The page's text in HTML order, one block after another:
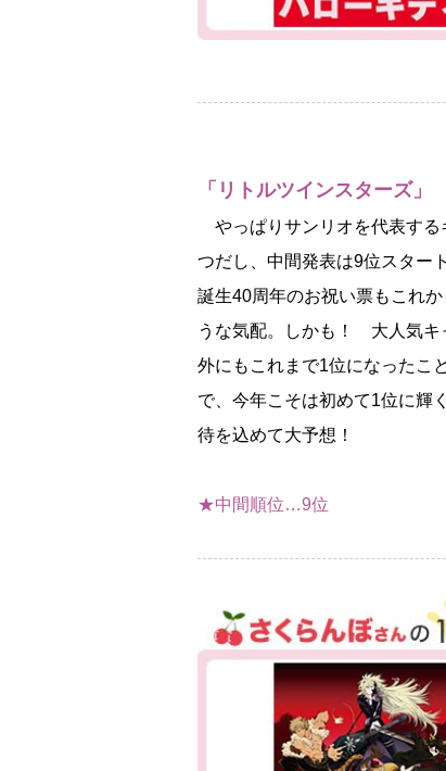
「リトルツインスターズ」
っぱりサンリオを代表する
つだし、中間発表は9位スター
誕生40周年のお祝い票もこれ
うな気配。しかも！ 大人気キ
外にもこれまで1位になったこ
で、今年こそは初めて1位に輝
待を込めて大予想！
★中間順位…9位